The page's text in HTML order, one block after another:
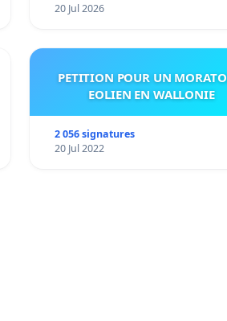
20 Jul 2026
PETITION POUR UN
EOLIEN EN WALLONIE
2 056 signatures
20 Jul 2022